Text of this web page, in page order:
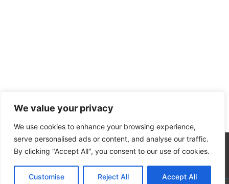
We value your privacy
We use cookies to enhance your browsing experience,
serve personalised ads or content, and analyse our traffic.
By clicking "Accept All", you consent to our use of cookies.
Customise Reject All Accept All